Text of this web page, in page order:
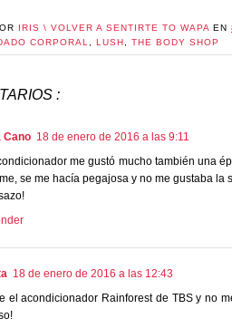
IRIS \ VOLVER A SENTIRTE TO WAPA EN
CORPORAL LUSH THE BODY SHOP
:
Cano 18 de enero de 2016 a las 9:11
me gustó mucho también una
se me hacía pegajosa y no me gustaba la
18 de enero de 2016 a las 12:43
el acondicionador Rainforest de TBS y no